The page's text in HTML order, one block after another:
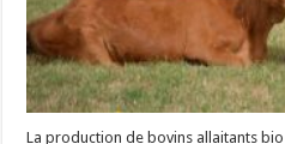
La production de bovins allaitants bio